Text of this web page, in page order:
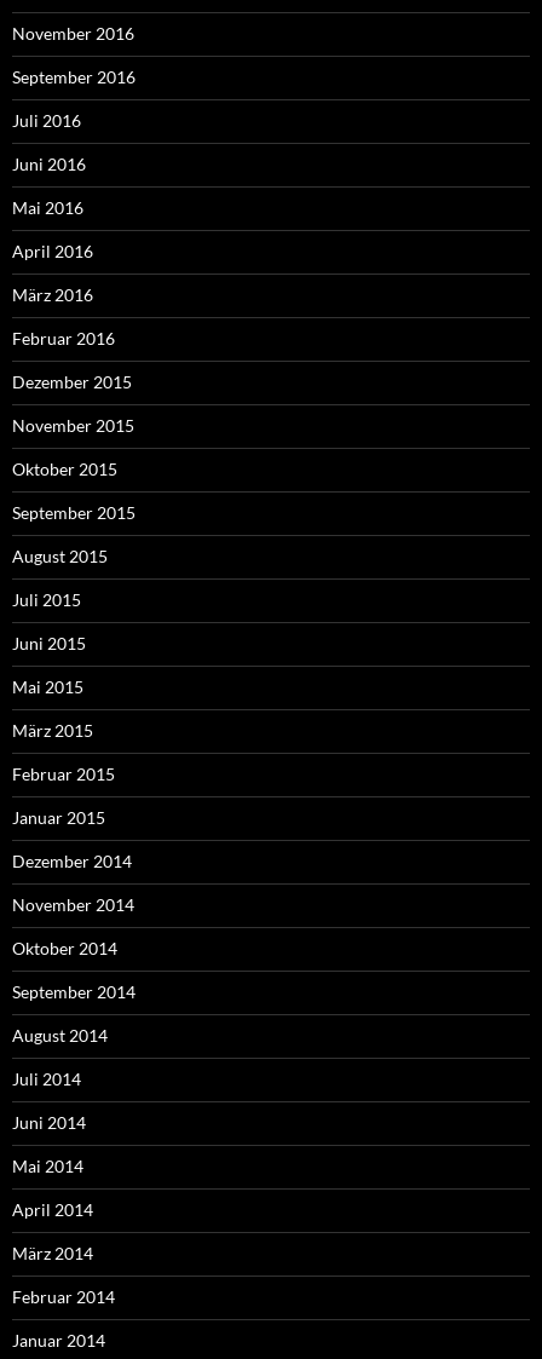
November 2016
September 2016
Juli 2016
Juni 2016
Mai 2016
April 2016
März 2016
Februar 2016
Dezember 2015
November 2015
Oktober 2015
September 2015
August 2015
Juli 2015
Juni 2015
Mai 2015
März 2015
Februar 2015
Januar 2015
Dezember 2014
November 2014
Oktober 2014
September 2014
August 2014
Juli 2014
Juni 2014
Mai 2014
April 2014
März 2014
Februar 2014
Januar 2014